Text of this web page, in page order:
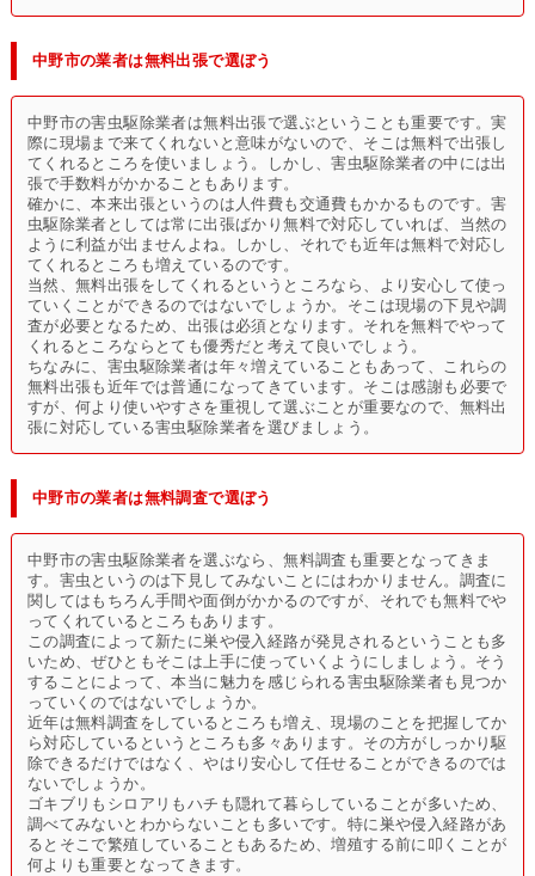
中野市の業者は無料出張で選ぼう
中野市の害虫駆除業者は無料出張で選ぶということも重要です。実
際に現場まで来てくれないと意味がないので、そこは無料で出張し
てくれるところを使いましょう。しかし、害虫駆除業者の中には出
張で手数料がかかることもあります。
確かに、本来出張というのは人件費も交通費もかかるものです。害
虫駆除業者としては常に出張ばかり無料で対応していれば、当然の
ように利益が出ませんよね。しかし、それでも近年は無料で対応し
てくれるところも増えているのです。
当然、無料出張をしてくれるというところなら、より安心して使っ
ていくことができるのではないでしょうか。そこは現場の下見や調
査が必要となるため、出張は必須となります。それを無料でやって
くれるところならとても優秀だと考えて良いでしょう。
ちなみに、害虫駆除業者は年々増えていることもあって、これらの
無料出張も近年では普通になってきています。そこは感謝も必要で
すが、何より使いやすさを重視して選ぶことが重要なので、無料出
張に対応している害虫駆除業者を選びましょう。
中野市の業者は無料調査で選ぼう
中野市の害虫駆除業者を選ぶなら、無料調査も重要となってきま
す。害虫というのは下見してみないことにはわかりません。調査に
関してはもちろん手間や面倒がかかるのですが、それでも無料でや
ってくれているところもあります。
この調査によって新たに巣や侵入経路が発見されるということも多
いため、ぜひともそこは上手に使っていくようにしましょう。そう
することによって、本当に魅力を感じられる害虫駆除業者も見つか
っていくのではないでしょうか。
近年は無料調査をしているところも増え、現場のことを把握してか
ら対応しているというところも多々あります。その方がしっかり駆
除できるだけではなく、やはり安心して任せることができるのでは
ないでしょうか。
ゴキブリもシロアリもハチも隠れて暮らしていることが多いため、
調べてみないとわからないことも多いです。特に巣や侵入経路があ
るとそこで繁殖していることもあるため、増殖する前に叩くことが
何よりも重要となってきます。